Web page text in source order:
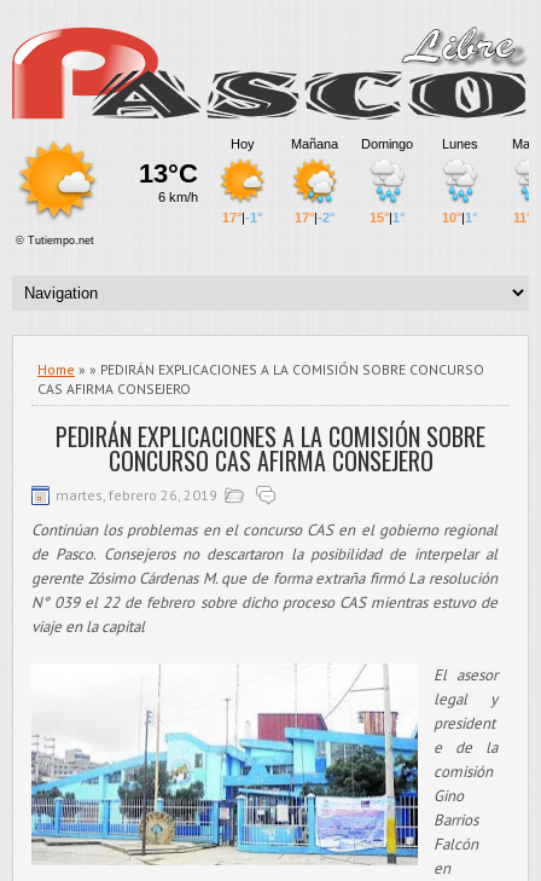
Home » » PEDIRÁN EXPLICACIONES A LA COMISIÓN SOBRE CONCURSO
CAS AFIRMA CONSEJERO
PEDIRÁN EXPLICACIONES A LA COMISIÓN SOBRE
CONCURSO CAS AFIRMA CONSEJERO
martes, febrero 26, 2019
Continúan los problemas en el concurso CAS en el gobierno regional
de Pasco. Consejeros no descartaron la posibilidad de interpelar al
gerente Zósimo Cárdenas M. que de forma extraña firmó La resolución
N° 039 el 22 de febrero sobre dicho proceso CAS mientras estuvo de
viaje en la capital
El asesor
legal y
president
e de la
comisión
Gino
Barrios
Falcón
en